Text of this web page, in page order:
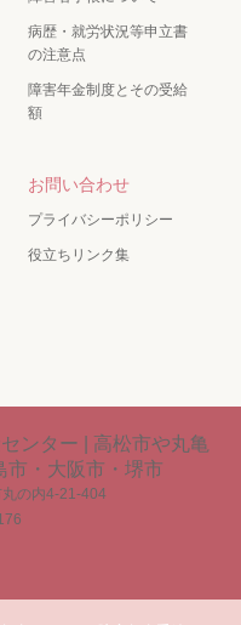
病歴・就労状況等申立書
の注意点
障害年金制度とその受給
額
お問い合わせ
プライバシーポリシー
役立ちリンク集
ンター | 高松市や丸亀
市・大阪市・堺市
の内4-21-404